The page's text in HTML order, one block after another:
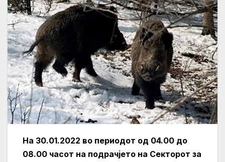
На 30.01.2022 во периодот од 04.00 до
08.00 часот на подрачјето на Секторот за